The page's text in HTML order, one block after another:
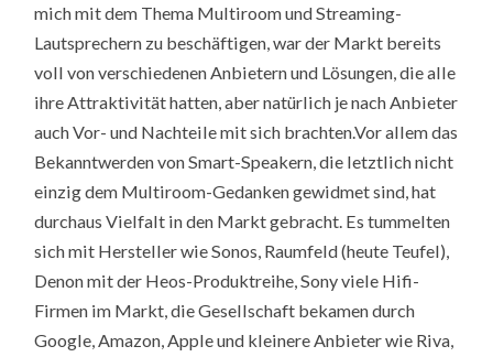
mich mit dem Thema Multiroom und Streaming-
Lautsprechern zu beschäftigen, war der Markt bereits
voll von verschiedenen Anbietern und Lösungen, die alle
ihre Attraktivität hatten, aber natürlich je nach Anbieter
auch Vor- und Nachteile mit sich brachten.Vor allem das
Bekanntwerden von Smart-Speakern, die letztlich nicht
einzig dem Multiroom-Gedanken gewidmet sind, hat
durchaus Vielfalt in den Markt gebracht. Es tummelten
sich mit Hersteller wie Sonos, Raumfeld (heute Teufel),
Denon mit der Heos-Produktreihe, Sony viele Hifi-
Firmen im Markt, die Gesellschaft bekamen durch
Google, Amazon, Apple und kleinere Anbieter wie Riva,